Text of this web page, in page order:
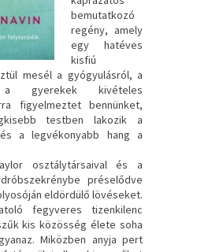
bemutatkozó
regény, amely
egy hatéves
kisfiú
mesél a gyógyulásról, a
gyerekek kivételes
figyelmeztet bennünket,
testben lakozik a
a legvékonyabb hang a
osztálytársaival és a
préselődve
eldördülő lövéseket.
fegyveres tizenkilenc
kis közösség élete soha
Miközben anyja pert